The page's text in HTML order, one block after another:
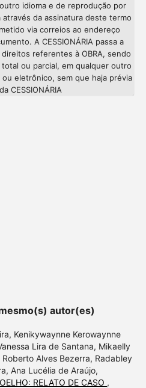
idioma e de reprodução por
da assinatura deste termo
via correios ao endereço
A CESSIONÁRIA passa a
referentes à OBRA, sendo
ou parcial, em qualquer outro
eletrônico, sem que haja prévia
CESSIONÁRIA
Intro
contrasts the cited claim, and
a label indicating in which
section the citation was
made.
autor(es)
Kenikywaynne Kerowaynne
Lira de Santana, Mikaelly
Alves Bezerra, Radabley
Ana Lucélia de Araújo,
RELATO DE CASO ,